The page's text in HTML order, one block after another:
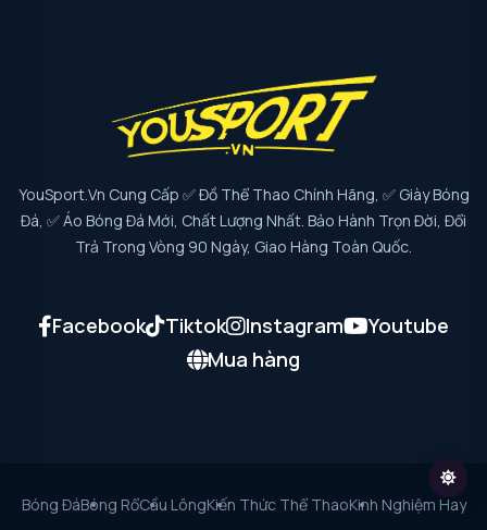
YouSport.vn Cung Cấp ✅ Đồ Thể Thao Chính Hãng, ✅ Giày Bóng
Đá, ✅ Áo Bóng Đá Mới, Chất Lượng Nhất. Bảo Hành Trọn Đời, Đổi
Trả Trong Vòng 90 Ngày, Giao Hàng Toàn Quốc.
Facebook Tiktok Instagram
Youtube
Mua hàng
Bóng ĐáBóng RổCầu LôngKiến Thức Thể ThaoKinh Nghiệm Hay